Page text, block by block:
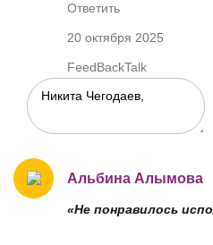
Ответить
20 октября 2025
FeedBackTalk
Альбина Алымова
«Не понравилось